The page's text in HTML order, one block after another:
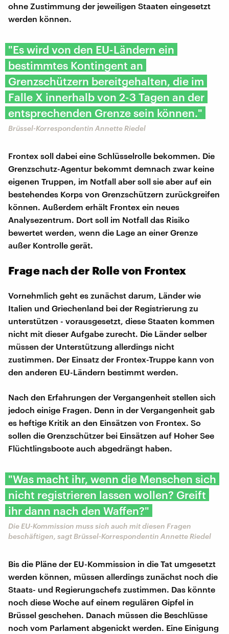
ohne Zustimmung der jeweiligen Staaten eingesetzt
werden können.
"Es wird von den EU-Ländern ein
bestimmtes Kontingent an
Grenzschützern bereitgehalten, die im
Falle X innerhalb von 2-3 Tagen an der
entsprechenden Grenze sein können."
Brüssel-Korrespondentin Annette Riedel
Frontex soll dabei eine Schlüsselrolle bekommen. Die
Grenzschutz-Agentur bekommt demnach zwar keine
eigenen Truppen, im Notfall aber soll sie aber auf ein
bestehendes Korps von Grenzschützern zurückgreifen
können. Außerdem erhält Frontex ein neues
Analysezentrum. Dort soll im Notfall das Risiko
bewertet werden, wenn die Lage an einer Grenze
außer Kontrolle gerät.
Frage nach der Rolle von Frontex
Vornehmlich geht es zunächst darum, Länder wie
Italien und Griechenland bei der Registrierung zu
unterstützen - vorausgesetzt, diese Staaten kommen
nicht mit dieser Aufgabe zurecht. Die Länder selber
müssen der Unterstützung allerdings nicht
zustimmen. Der Einsatz der Frontex-Truppe kann von
den anderen EU-Ländern bestimmt werden.
Nach den Erfahrungen der Vergangenheit stellen sich
jedoch einige Fragen. Denn in der Vergangenheit gab
es heftige Kritik an den Einsätzen von Frontex. So
sollen die Grenzschützer bei Einsätzen auf Hoher See
Flüchtlingsboote auch abgedrängt haben.
"Was macht ihr, wenn die Menschen sich
nicht registrieren lassen wollen? Greift
ihr dann nach den Waffen?"
Die EU-Kommission muss sich auch mit diesen Fragen
beschäftigen, sagt Brüssel-Korrespondentin Annette Riedel
Bis die Pläne der EU-Kommission in die Tat umgesetzt
werden können, müssen allerdings zunächst noch die
Staats- und Regierungschefs zustimmen. Das könnte
noch diese Woche auf einem regulären Gipfel in
Brüssel geschehen. Danach müssen die Beschlüsse
noch vom Parlament abgenickt werden. Eine Einigung